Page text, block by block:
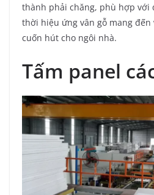
thành phải chăng, phù hợp với
thời hiệu ứng vân gỗ mang đến
cuốn hút cho ngôi nhà.
Tấm panel